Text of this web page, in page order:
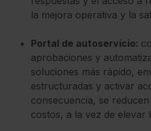
la mejora operativa y la
Portal de autoservicio:
aprobaciones y
soluciones más rápido,
estructuradas y activar
consecuencia, se
costos, a la vez de elevar